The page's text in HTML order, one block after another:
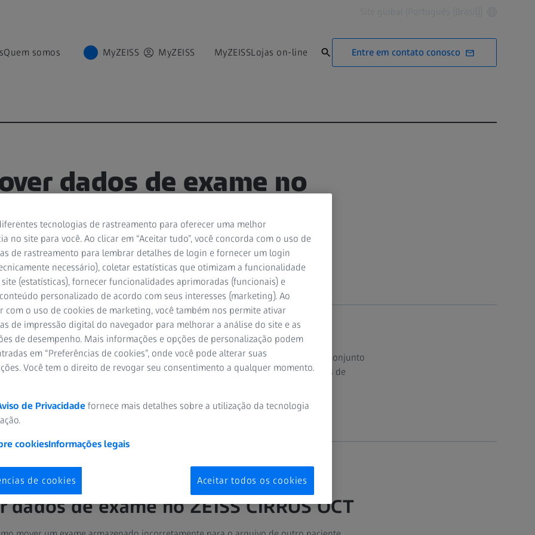
Quem somos MyZEISS MyZEISS MyZEISSLojas on-line Entre em contato conosco
dados de exame no
OCT
ASSISTIR
é o método diagnóstico padrão no dia-a-dia. A ZEISS oferece aos médicos um conjunto
o CIRRUS 6000®, o CIRRUS 5000®e o CIRRUS 500® . Tenha acesso às soluções de
às mais avançadas. Tudo para atender a desafios e necessidades individuais.
dados de exame no ZEISS CIRRUS OCT
tecnologias de rastreamento para oferecer uma melhor
no site para você. Ao clicar em “Aceitar tudo”, você concorda com o uso de
de rastreamento para lembrar detalhes de login e fornecer um login
necessário), coletar estatísticas que otimizam a funcionalidade
(estatísticas), fornecer funcionalidades aprimoradas (funcionais) e
personalizado de acordo com seus interesses (marketing). Ao
com o uso de cookies de marketing, você também nos permite ativar
de impressão digital do navegador para melhorar a análise do site e as
de desempenho. Mais informações e opções de personalização podem
em “Preferências de cookies”, onde você pode alterar suas
Você tem o direito de revogar seu consentimento a qualquer momento.
de Privacidade fornece mais detalhes sobre a utilização da tecnologia
cookiesInformações legais
de cookies Aceitar todos os cookies